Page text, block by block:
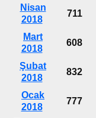
Nisan
2018
711
Mart
2018
608
Şubat
2018
832
Ocak
2018
777